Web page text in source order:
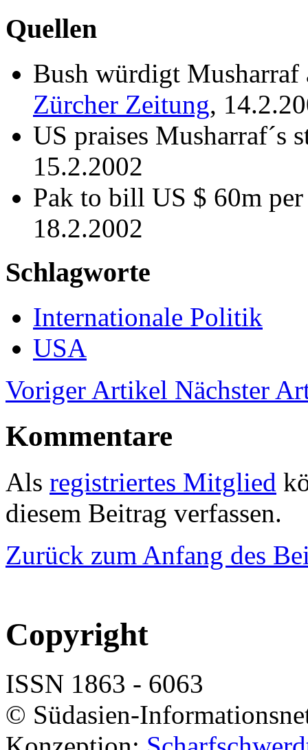
Quellen
Bush würdigt
Zürcher Zeitung,
US praises Musharraf´s
15.2.2002
Pak to bill US $ 60m
18.2.2002
Schlagworte
Internationale Politik
USA
Voriger Artikel Nächster
Kommentare
Als registriertes Mitglied
diesem Beitrag verfassen.
Zurück zum Anfang des
Copyright
ISSN 1863 - 6063
© Südasien-